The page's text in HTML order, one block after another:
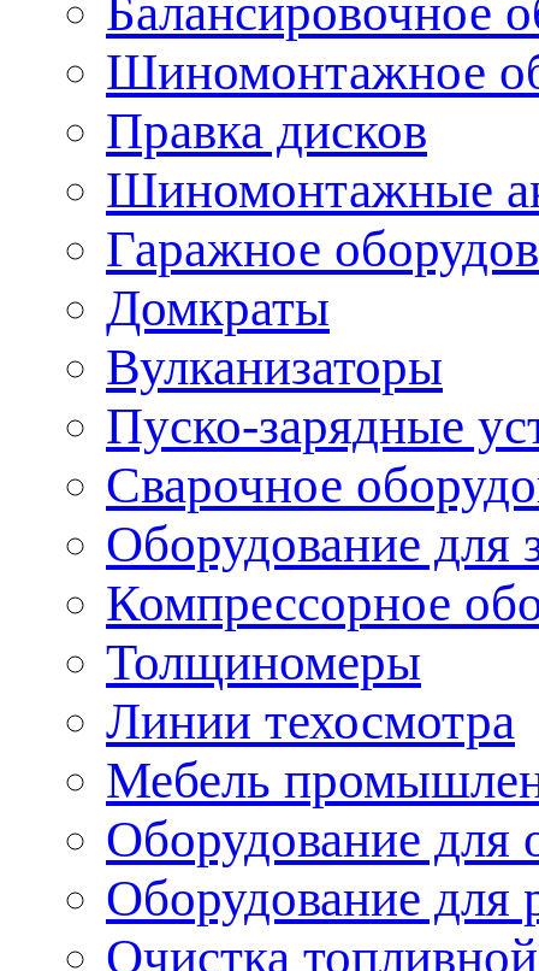
Балансировочное
Шиномонтажное
Правка дисков
Шиномонтажные
Гаражное
Домкраты
Вулканизаторы
Пуско-зарядные
Сварочное
Оборудование для
Компрессорное
Толщиномеры
Линии техосмотра
Мебель
Оборудование для
Оборудование для
Очистка